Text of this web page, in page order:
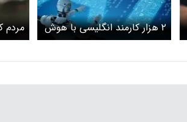
۲ هزار کارمند انگلیسی با هوش
مصنوعی جایگزین می‌شوند
مردم